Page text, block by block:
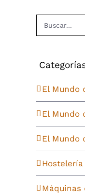
Buscar:
El Mundo
El Mundo
El Mundo
Hostelería
Máquinas